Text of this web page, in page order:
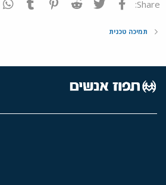
Share: פייסבוק Twitter
Reddit
Pinterest
Tumblr
תמיכה טכנית